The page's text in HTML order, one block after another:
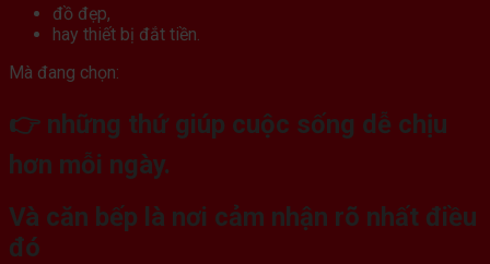
đồ đẹp,
hay thiết bị đắt tiền.
Mà đang chọn:
👉 những thứ giúp cuộc sống dễ chịu
hơn mỗi ngày.
Và căn bếp là nơi cảm nhận rõ nhất điều
đó